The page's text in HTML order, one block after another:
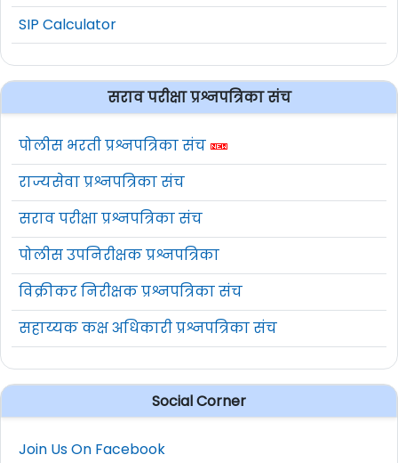
SIP Calculator
सराव परीक्षा प्रश्नपत्रिका संच
पोलीस भरती प्रश्नपत्रिका संच
राज्यसेवा प्रश्नपत्रिका संच
सराव परीक्षा प्रश्नपत्रिका संच
पोलीस उपनिरीक्षक प्रश्नपत्रिका
विक्रीकर निरीक्षक प्रश्नपत्रिका संच
सहाय्यक कक्ष अधिकारी प्रश्नपत्रिका संच
Social Corner
Join Us On Facebook